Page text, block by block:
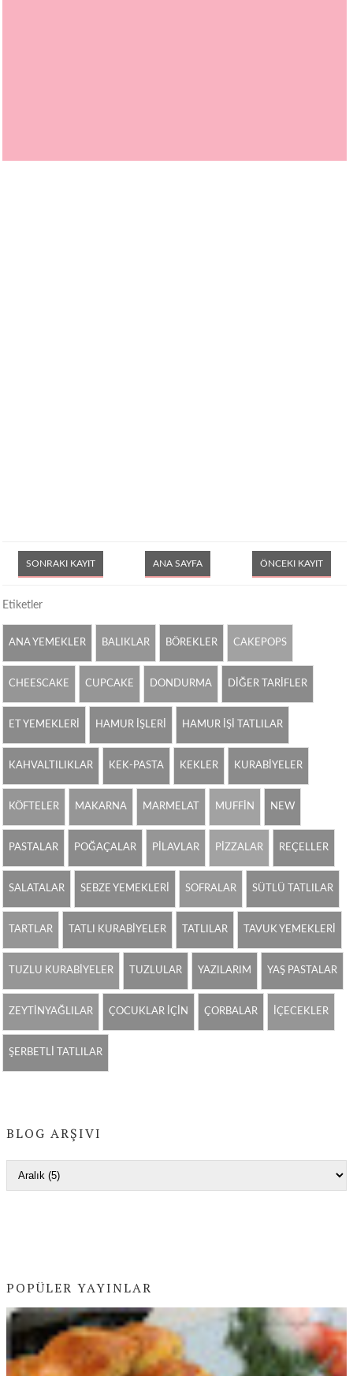
SONRAKI KAYIT ÖNCEKI KAYIT
ANA SAYFA
Etiketler
ANA YEMEKLER BALIKLAR BÖREKLER CAKEPOPS
CHEESCAKE CUPCAKE DONDURMA DİĞER TARİFLER
ET YEMEKLERİ HAMUR İŞLERİ HAMUR İŞİ TATLILAR
KAHVALTILIKLAR KEK-PASTA KEKLER KURABİYELER
KÖFTELER MAKARNA MARMELAT MUFFİN NEW
PASTALAR POĞAÇALAR PİLAVLAR PİZZALAR REÇELLER
SALATALAR SEBZE YEMEKLERİ SOFRALAR SÜTLÜ TATLILAR
TARTLAR TATLI KURABİYELER TATLILAR TAVUK YEMEKLERİ
TUZLU KURABİYELER TUZLULAR YAZILARIM YAŞ PASTALAR
ZEYTİNYAĞLILAR ÇOCUKLAR İÇİN ÇORBALAR İÇECEKLER
ŞERBETLİ TATLILAR
BLOG ARŞIVI
POPÜLER YAYINLAR